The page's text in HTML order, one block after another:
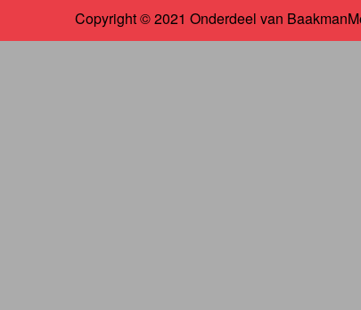
Copyright © 2021 Onderdeel van